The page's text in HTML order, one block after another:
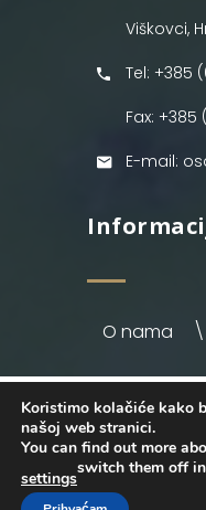
Viškovci,
Tel: +385
Fax: +385
E-mail:
O nama
OSATINA
byINFOS
Koristimo kolačiće kako
našoj web stranici.
You can find out more
switch them off in
settings